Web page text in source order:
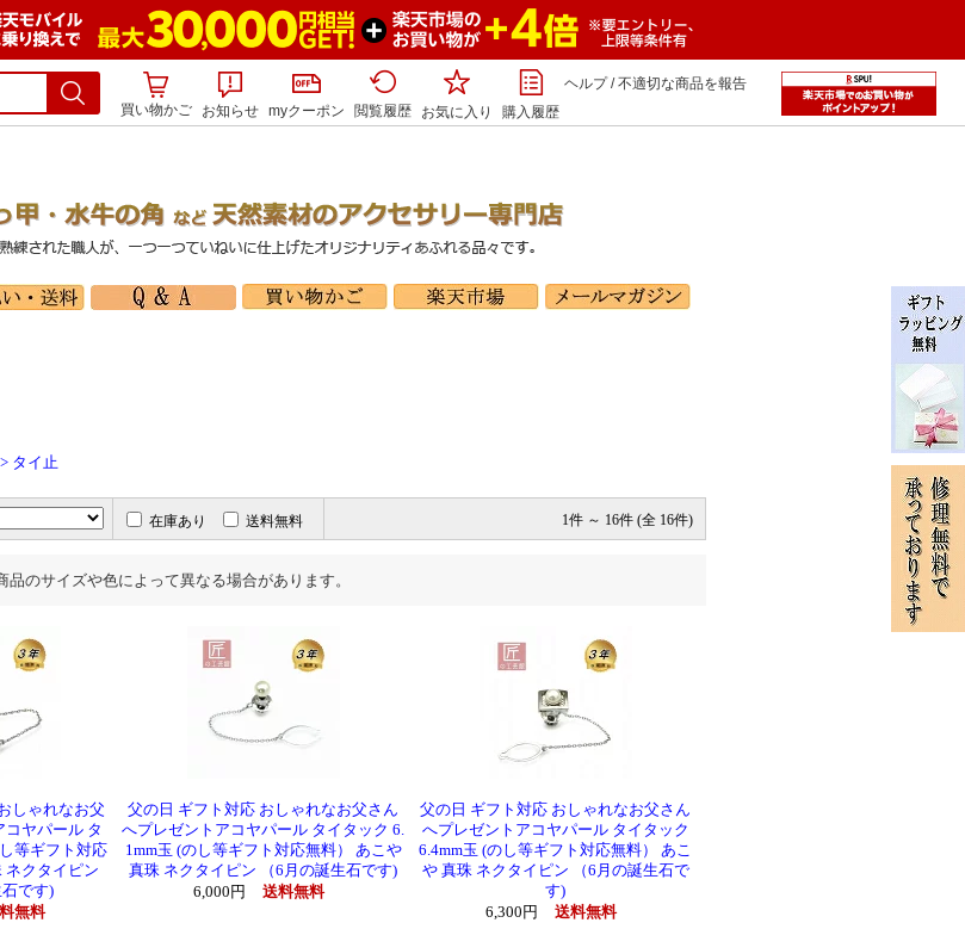
買い物かご
お知らせ myクーポン 閲覧履歴 お気に入り 購入履歴
ヘルプ/不適切な商品を報告
> タイ止
在庫あり 送料無料 1件 ～ 16件 (全 16件)
品のサイズや色によって異なる場合があります。
しゃれなお父
コヤパール タ
等ギフト対応
ネクタイピン
石です)
無料
父の日 ギフト対応 おしゃれなお父さん
へプレゼントアコヤパール タイタック 6.
1mm玉 (のし等ギフト対応無料） あこや
真珠 ネクタイピン （6月の誕生石です)
6,000円
送料無料
父の日 ギフト対応 おしゃれなお父さん
へプレゼントアコヤパール タイタック
6.4mm玉 (のし等ギフト対応無料） あこ
や 真珠 ネクタイピン （6月の誕生石で
す)
6,300円
送料無料